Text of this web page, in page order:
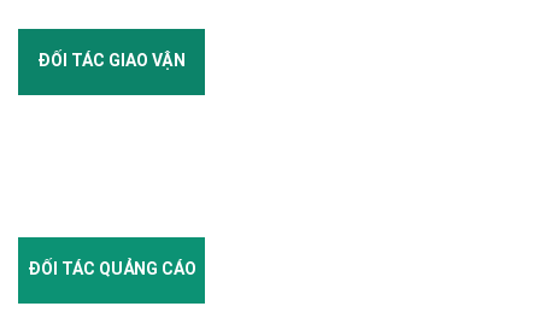
ĐỐI TÁC GIAO VẬN
ĐỐI TÁC QUẢNG CÁO